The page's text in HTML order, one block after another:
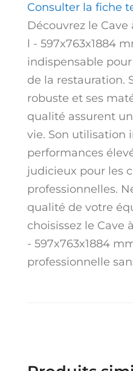
Consulter la fiche
Découvrez le
l - 597x763x1884
indispensable
de la restauration.
robuste et ses
qualité assurent
vie. Son utilisation
performances
judicieux pour les
professionnelles.
qualité de votre
choisissez le Cave
- 597x763x1884
professionnelle